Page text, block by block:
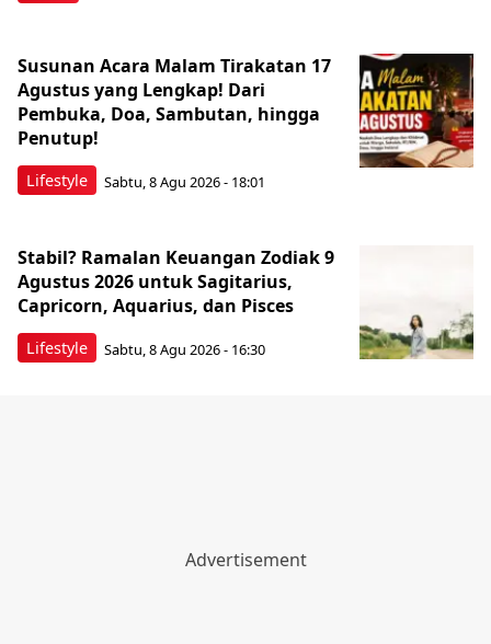
Lifestyle
Susunan Acara Malam Tirakatan 17
Agustus yang Lengkap! Dari
Pembuka, Doa, Sambutan, hingga
Penutup!
Sabtu, 8 Agu 2026 - 18:01
Lifestyle
Stabil? Ramalan Keuangan Zodiak 9
Agustus 2026 untuk Sagitarius,
Capricorn, Aquarius, dan Pisces
Sabtu, 8 Agu 2026 - 16:30